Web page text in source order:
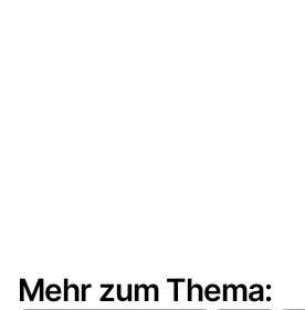
Mehr zum Thema: